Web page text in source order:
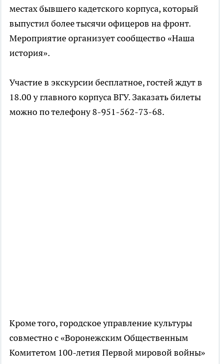
местах бывшего кадетского корпуса, который
выпустил более тысячи офицеров на фронт.
Мероприятие организует сообщество «Наша
история».
Участие в экскурсии бесплатное, гостей ждут в
18.00 у главного корпуса ВГУ. Заказать билеты
можно по телефону 8-951-562-73-68.
Кроме того, городское управление культуры
совместно с «Воронежским Общественным
Комитетом 100-летия Первой мировой войны»